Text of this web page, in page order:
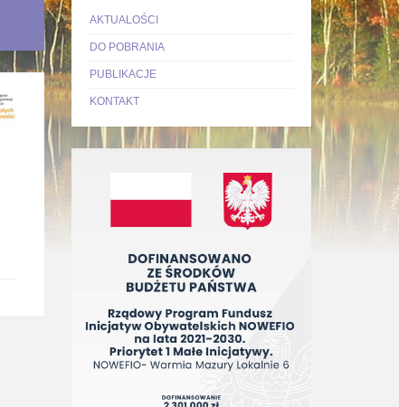
AKTUALOŚCI
DO POBRANIA
PUBLIKACJE
KONTAKT